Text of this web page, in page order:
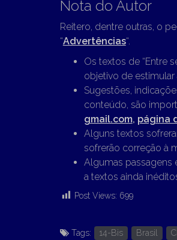
Nota do Autor
Reitero, dentre outras, o
“Advertências“.
Os textos de “Entre
objetivo de
Sugestões,
conteúdo, são
gmail.com, página
Alguns textos
sofrerão correção à
Algumas passagens
a textos ainda
Post Views: 699
Tags: 14-Bis Brasil